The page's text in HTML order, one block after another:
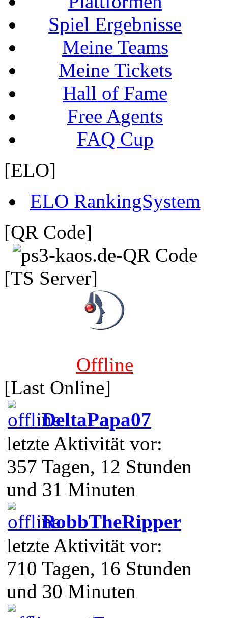
Spiel Ergebnisse
Meine Teams
Meine Tickets
Hall of Fame
Free Agents
FAQ Cup
[ELO]
ELO RankingSystem
[QR Code]
[TS Server]
Offline
[Last Online]
DeltaPapa07
letzte Aktivität vor:
357 Tagen, 12 Stunden
und 31 Minuten
RobbTheRipper
letzte Aktivität vor:
710 Tagen, 16 Stunden
und 30 Minuten